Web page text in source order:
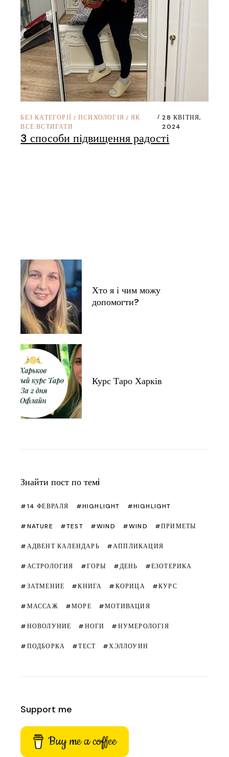
БЕЗ КАТЕГОРІЇ / ПСИХОЛОГІЯ / ЯК
ВСЕ ВСТИГАТИ
28 КВІТНЯ,
2024
3 способи підвищення радості
Хто я і чим можу
допомогти?
Курс Таро Харків
Знайти пост по темi
14 ФЕВРАЛЯ HIGHLIGHT HIGHLIGHT
NATURE TEST WIND WIND ПРИМЕТЫ
АДВЕНТ КАЛЕНДАРЬ АППЛИКАЦИЯ
АСТРОЛОГИЯ ГОРЫ ДЕНЬ ЕЗОТЕРИКА
ЗАТМЕНИЕ КНИГА КОРИЦА КУРС
МАССАЖ МОРЕ МОТИВАЦИЯ
НОВОЛУНИЕ НОГИ НУМЕРОЛОГІЯ
ПОДБОРКА ТЕСТ ХЭЛЛОУИН
Support me
Buy me a coffee